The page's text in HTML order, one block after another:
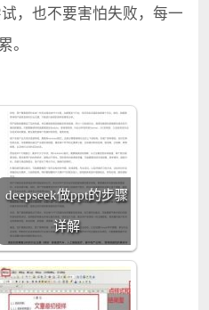
，也不要害怕失败，每一
。
deepseek做ppt的步骤
详解